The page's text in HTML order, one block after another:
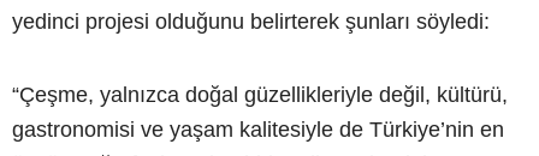
yedinci projesi olduğunu belirterek şunları söyledi:
“Çeşme, yalnızca doğal güzellikleriyle değil, kültürü,
gastronomisi ve yaşam kalitesiyle de Türkiye’nin en